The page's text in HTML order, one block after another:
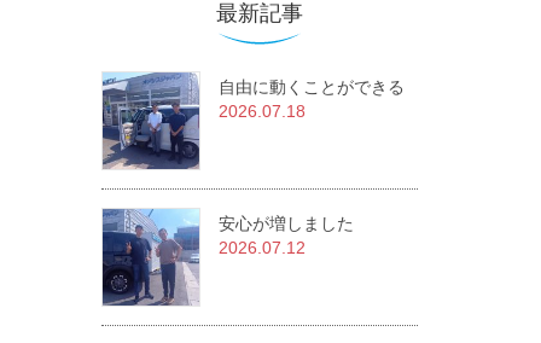
最新記事
自由に動くことができる
2026.07.18
安心が増しました
2026.07.12